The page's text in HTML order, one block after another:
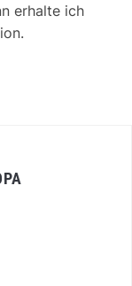
erhalte ich